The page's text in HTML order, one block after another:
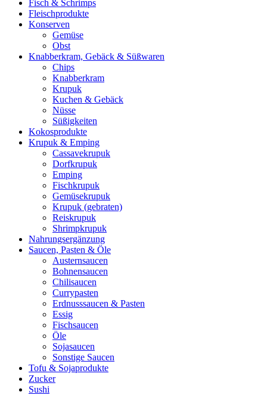
Fisch & Schrimps
Fleischprodukte
Konserven
Gemüse
Obst
Knabberkram, Gebäck & Süßwaren
Chips
Knabberkram
Krupuk
Kuchen & Gebäck
Nüsse
Süßigkeiten
Kokosprodukte
Krupuk & Emping
Cassavekrupuk
Dorfkrupuk
Emping
Fischkrupuk
Gemüsekrupuk
Krupuk (gebraten)
Reiskrupuk
Shrimpkrupuk
Nahrungsergänzung
Saucen, Pasten & Öle
Austernsaucen
Bohnensaucen
Chilisaucen
Currypasten
Erdnusssaucen & Pasten
Essig
Fischsaucen
Öle
Sojasaucen
Sonstige Saucen
Tofu & Sojaprodukte
Zucker
Sushi